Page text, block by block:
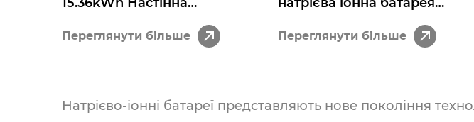
домашня акумуляторна
батарея з іонами натрію
Переглянути більше
Житлова батарея для
зберігання енергії для
Переглянути більше
Натрієво-іонні батареї представляють нове покоління